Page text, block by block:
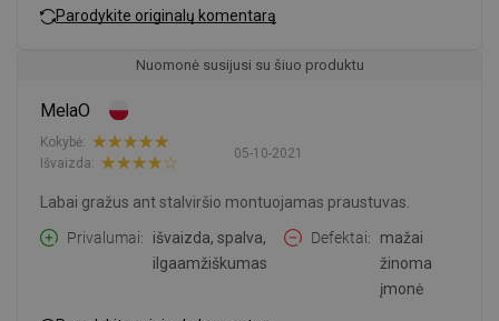
Parodykite originalų komentarą
Nuomonė susijusi su šiuo produktu
MelaO
05-10-2021
Kokybė:
Išvaizda:
Labai gražus ant stalviršio montuojamas praustuvas.
Privalumai
išvaizda, spalva,
ilgaamžiškumas
Defektai
mažai
žinoma
įmonė